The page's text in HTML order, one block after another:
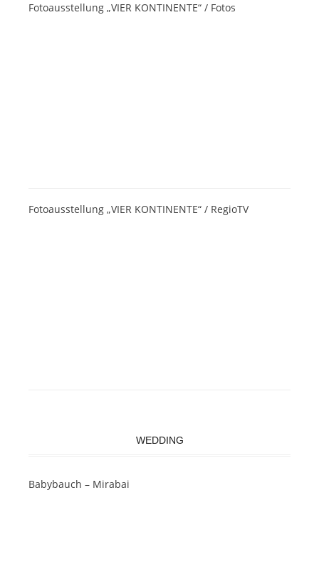
Fotoausstellung „VIER KONTINENTE“ / Fotos
Fotoausstellung „VIER KONTINENTE“ / RegioTV
WEDDING
Babybauch – Mirabai